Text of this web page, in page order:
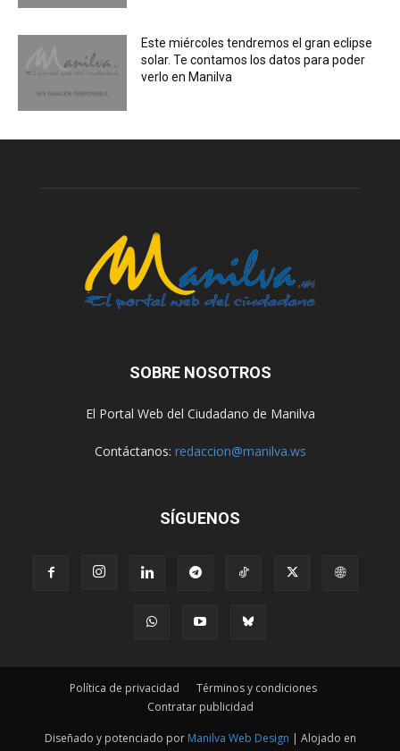
Este miércoles tendremos el gran eclipse
solar. Te contamos los datos para poder
verlo en Manilva
SOBRE NOSOTROS
El Portal Web del Ciudadano de Manilva
Contáctanos: redaccion@manilva.ws
SÍGUENOS
Política de privacidad
Términos y condiciones
Contratar publicidad
Diseñado y potenciado por Manilva Web Design | Alojado en